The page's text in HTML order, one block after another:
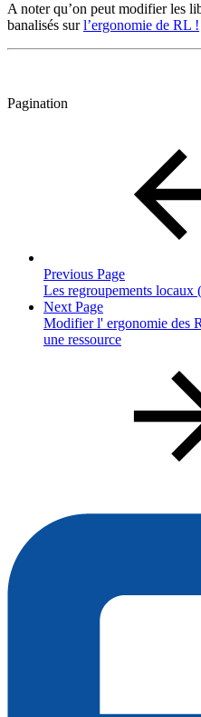
A noter qu’on peut modifier les
banalisés surl’ergonomie de RL !
Pagination
Previous Page
Les regroupements locaux
Next Page
Modifier l' ergonomie des
une ressource